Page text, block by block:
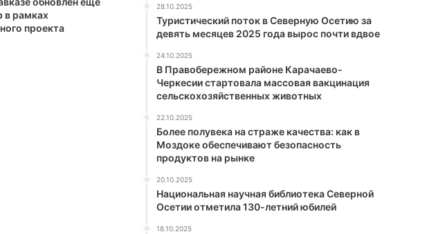
в рамках
проекта
28.10.2025
Туристический поток в Северную Осетию за
девять месяцев 2025 года вырос почти вдвое
24.10.2025
В Правобережном районе Карачаево-
Черкесии стартовала массовая вакцинация
сельскохозяйственных животных
22.10.2025
Более полувека на страже качества: как в
Моздоке обеспечивают безопасность
продуктов на рынке
20.10.2025
Национальная научная библиотека Северной
Осетии отметила 130-летний юбилей
18.10.2025